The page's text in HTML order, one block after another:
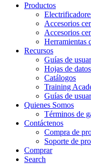
Productos
Accesorios
Accesorios
Herramientas
Recursos
Guías de
Hojas de datos
Catálogos
Training
Guías de
Quienes Somos
Términos de
Contáctenos
Compra de
Soporte de
Comprar
Search